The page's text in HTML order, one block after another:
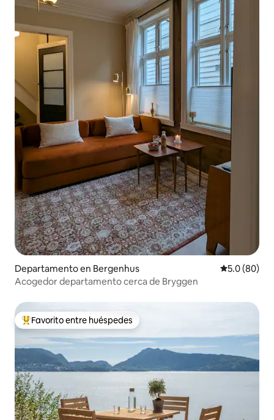
Departamento en Bergenhus Calificación
5.0 (80)
Acogedor departamento cerca de Bryggen
De los mejores en Favorito entre huéspedes
Favorito entre huéspedes